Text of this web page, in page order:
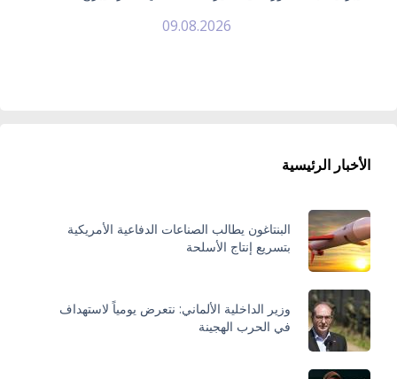
09.08.2026
الأخبار الرئيسية
البنتاغون يطالب الصناعات الدفاعية الأمريكية
بتسريع إنتاج الأسلحة
وزير الداخلية الألماني: نتعرض يومياً لاستهداف
في الحرب الهجينة